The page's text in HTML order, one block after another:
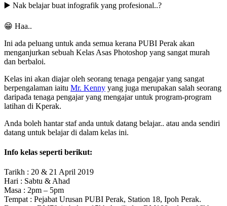
▶️ Nak belajar buat infografik yang profesional..?
😁 Haa..
Ini ada peluang untuk anda semua kerana PUBI Perak akan
menganjurkan sebuah Kelas Asas Photoshop yang sangat murah
dan berbaloi.
Kelas ini akan diajar oleh seorang tenaga pengajar yang sangat
berpengalaman iaitu Mr. Kenny yang juga merupakan salah seorang
daripada tenaga pengajar yang mengajar untuk program-program
latihan di Kperak.
Anda boleh hantar staf anda untuk datang belajar.. atau anda sendiri
datang untuk belajar di dalam kelas ini.
Info kelas seperti berikut:
Tarikh : 20 & 21 April 2019
Hari : Sabtu & Ahad
Masa : 2pm – 5pm
Tempat : Pejabat Urusan PUBI Perak, Station 18, Ipoh Perak.